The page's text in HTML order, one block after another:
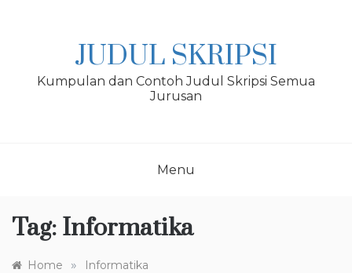
JUDUL SKRIPSI
Kumpulan dan Contoh Judul Skripsi Semua
Jurusan
Menu
Tag: Informatika
Home » Informatika